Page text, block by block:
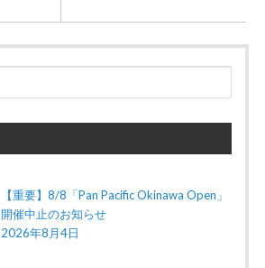
【重要】8/8「Pan Pacific Okinawa Open」
開催中止のお知らせ
2026年8月4日